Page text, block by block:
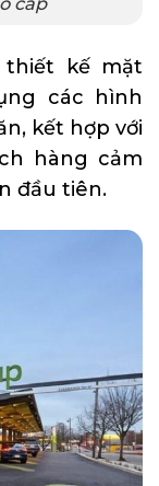
kế mặt
các hình
kết hợp với
hàng cảm
đầu tiên.